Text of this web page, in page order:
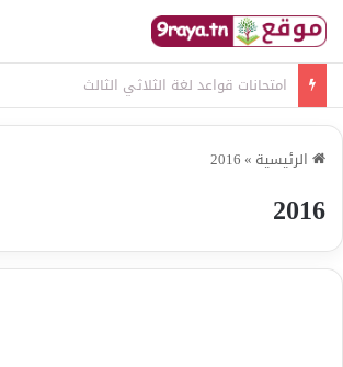
امتحانات قواعد لغة الثلاثي الثالث
الرئيسية »
2016
2016